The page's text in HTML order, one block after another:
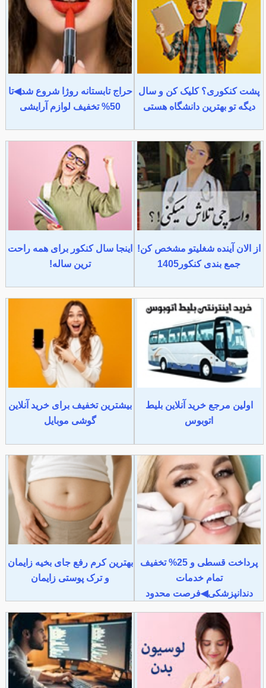
پشت کنکوری؟ کلیک کن و سال
دیگه تو بهترین دانشگاه هستی
حراج تابستانه روژا شروع شد◀تا
50% تخفیف لوازم آرایشی
از الان آینده شغلیتو مشخص کن!
جمع بندی کنکور1405
اینجا سال کنکور برای همه راحت
ترین ساله!
اولین مرجع خرید آنلاین بلیط
اتوبوس
بیشترین تخفیف برای خرید آنلاین
گوشی موبایل
پرداخت قسطی و 25% تخفیف
تمام خدمات
دندانپزشکی◀فرصت محدود
بهترین کرم رفع جای بخیه زایمان
و ترک پوستی زایمان